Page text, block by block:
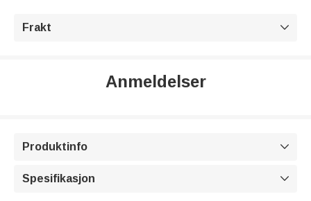
Frakt 
Anmeldelser
Produktinfo 
Spesifikasjon 